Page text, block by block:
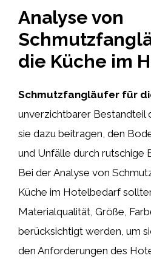
Analyse von
die Küche im
Schmutzfangläufer für
unverzichtbarer Bestandteil
sie dazu beitragen, den
und Unfälle durch rutschige
Bei der Analyse von
Küche im Hotelbedarf
Materialqualität, Größe,
berücksichtigt werden, um
den Anforderungen des